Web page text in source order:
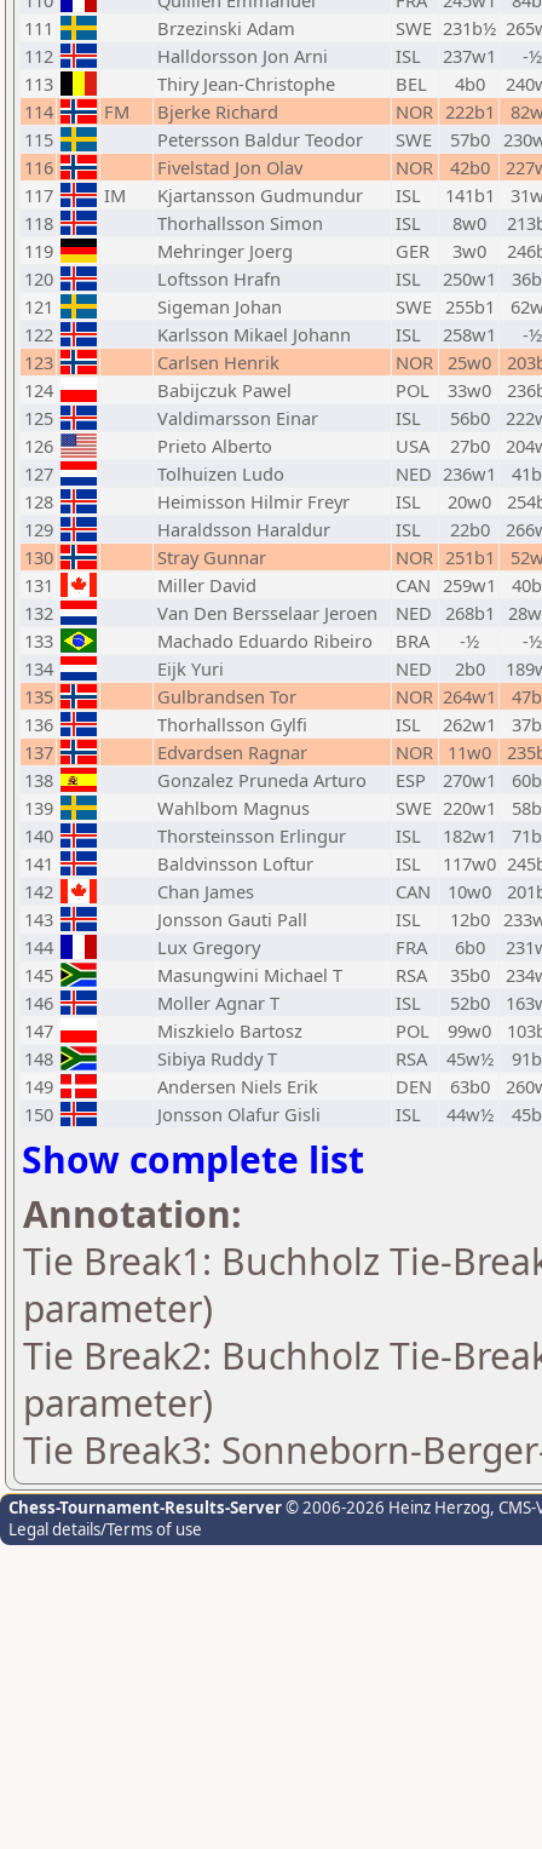
111
Brzezinski Adam SWE 231b½
112
Halldorsson Jon Arni ISL 237w1
-½
113
Thiry Jean-Christophe BEL 4b0
114
FM Bjerke Richard NOR 222b1
115
Petersson Baldur Teodor SWE 57b0
116
Fivelstad Jon Olav NOR 42b0
117
IM Kjartansson Gudmundur ISL 141b1
118
Thorhallsson Simon ISL 8w0
119
Mehringer Joerg GER 3w0
120
Loftsson Hrafn ISL 250w1
121
Sigeman Johan SWE 255b1
122
Karlsson Mikael Johann ISL 258w1
-½
123
Carlsen Henrik NOR 25w0
124
Babijczuk Pawel POL 33w0
125
Valdimarsson Einar ISL 56b0
126
Prieto Alberto USA 27b0
127
Tolhuizen Ludo NED 236w1
128
Heimisson Hilmir Freyr ISL 20w0
129
Haraldsson Haraldur ISL 22b0
130
Stray Gunnar NOR 251b1
131
Miller David CAN 259w1
132
Van Den Bersselaar Jeroen NED 268b1
133
Machado Eduardo Ribeiro BRA -½
-½
134
Eijk Yuri NED 2b0
135
Gulbrandsen Tor NOR 264w1
136
Thorhallsson Gylfi ISL 262w1
137
Edvardsen Ragnar NOR 11w0
138
Gonzalez Pruneda Arturo ESP 270w1
139
Wahlbom Magnus SWE 220w1
140
Thorsteinsson Erlingur ISL 182w1
141
Baldvinsson Loftur ISL 117w0
142
Chan James CAN 10w0
143
Jonsson Gauti Pall ISL 12b0
144
Lux Gregory FRA 6b0
145
Masungwini Michael T RSA 35b0
146
Moller Agnar T ISL 52b0
147
Miszkielo Bartosz POL 99w0
148
Sibiya Ruddy T RSA 45w½
149
Andersen Niels Erik DEN 63b0
150
Jonsson Olafur Gisli ISL 44w½
Show complete list
Annotation:
Tie Break1: Buchholz Tie-
parameter)
Tie Break2: Buchholz Tie-
parameter)
Tie Break3: Sonneborn-
Chess-Tournament-Results-Server© 2006-2026 Heinz Herzog,
Legal details/Terms of use